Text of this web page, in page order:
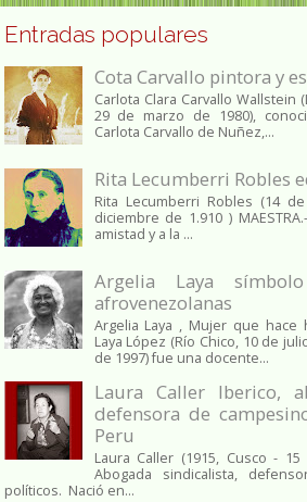
Entradas populares
Cota Carvallo pintora y
Carlota Clara Carvallo Wallstein
29 de marzo de 1980),
Carlota Carvallo de Nuñez,...
Rita Lecumberri Robles
Rita Lecumberri Robles (14
diciembre de 1.910 )
amistad y a la ...
Argelia Laya
afrovenezolanas
Argelia Laya , Mujer que
Laya López (Río Chico, 10 de
de 1997) fue una docente...
Laura Caller Iberico,
defensora de
Peru
Laura Caller (1915, Cusco -
Abogada sindicalista,
políticos. Nació en...